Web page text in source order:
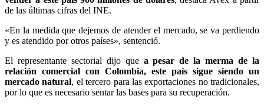
de las últimas cifras del INE.
«En la medida que dejemos de atender el mercado, se va perdiendo
y es atendido por otros países», sentenció.
El representante sectorial dijo que a pesar de la merma de la
relación comercial con Colombia, este país sigue siendo un
mercado natural, el tercero para las exportaciones no tradicionales,
por lo que es necesario sentar las bases para su recuperación.